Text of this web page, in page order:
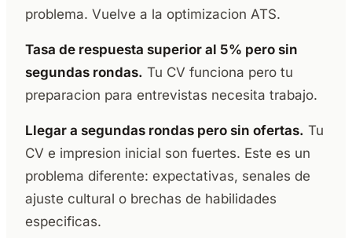
problema. Vuelve a la optimizacion ATS.
Tasa de respuesta superior al 5% pero sin
segundas rondas. Tu CV funciona pero tu
preparacion para entrevistas necesita trabajo.
Llegar a segundas rondas pero sin ofertas. Tu
CV e impresion inicial son fuertes. Este es un
problema diferente: expectativas, senales de
ajuste cultural o brechas de habilidades
especificas.